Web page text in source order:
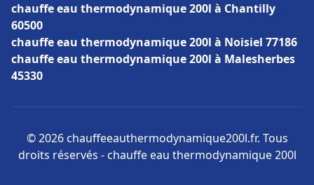
chauffe eau thermodynamique 200l à Chantilly
60500
chauffe eau thermodynamique 200l à Noisiel 77186
chauffe eau thermodynamique 200l à Malesherbes
45330
© 2026 chauffeeauthermodynamique200l.fr. Tous
droits réservés - chauffe eau thermodynamique 200l